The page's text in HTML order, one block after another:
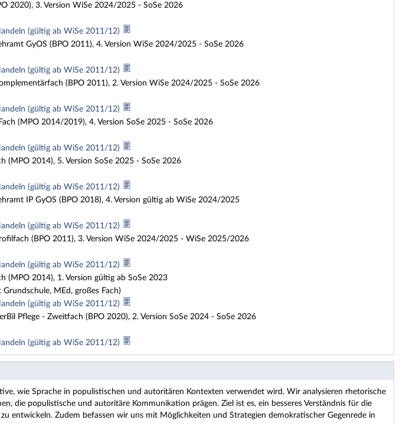
2020), 3. Version WiSe 2024/2025 - SoSe 2026
(gültig ab WiSe 2011/12)
GyOS (BPO 2011), 4. Version WiSe 2024/2025 - SoSe 2026
(gültig ab WiSe 2011/12)
(BPO 2011), 2. Version WiSe 2024/2025 - SoSe 2026
(gültig ab WiSe 2011/12)
(MPO 2014/2019), 4. Version SoSe 2025 - SoSe 2026
(gültig ab WiSe 2011/12)
(MPO 2014), 5. Version SoSe 2025 - SoSe 2026
(gültig ab WiSe 2011/12)
IP GyOS (BPO 2018), 4. Version gültig ab WiSe 2024/2025
(gültig ab WiSe 2011/12)
(BPO 2011), 3. Version WiSe 2024/2025 - WiSe 2025/2026
(gültig ab WiSe 2011/12)
(MPO 2014), 1. Version gültig ab SoSe 2023
MEd, großes Fach)
(gültig ab WiSe 2011/12)
Pflege - Zweitfach (BPO 2020), 2. Version SoSe 2024 - SoSe 2026
(gültig ab WiSe 2011/12)
wie Sprache in populistischen und autoritären Kontexten verwendet wird. Wir analysieren rhetorische
die populistische und autoritäre Kommunikation prägen. Ziel ist es, ein besseres Verständnis für die
entwickeln. Zudem befassen wir uns mit Möglichkeiten und Strategien demokratischer Gegenrede in